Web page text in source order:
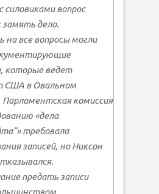
силовиками вопрос
дело.
все вопросы могли
которые ведет
США в Овальном
Парламентская комиссия
«дела
требовала
записей, но Никсон
предать записи